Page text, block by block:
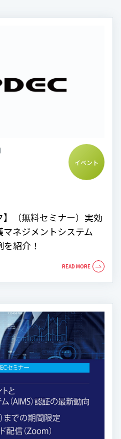
イベント
】（無料セミナー）実効
ネジメントシステム
を紹介！